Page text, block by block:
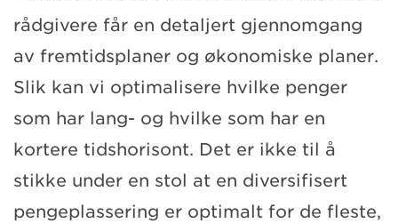
rådgivere får en detaljert gjennomgang
av fremtidsplaner og økonomiske planer.
Slik kan vi optimalisere hvilke penger
som har lang- og hvilke som har en
kortere tidshorisont. Det er ikke til å
stikke under en stol at en diversifisert
pengeplassering er optimalt for de fleste,